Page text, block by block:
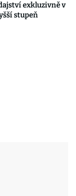
exkluzivně v
stupeň